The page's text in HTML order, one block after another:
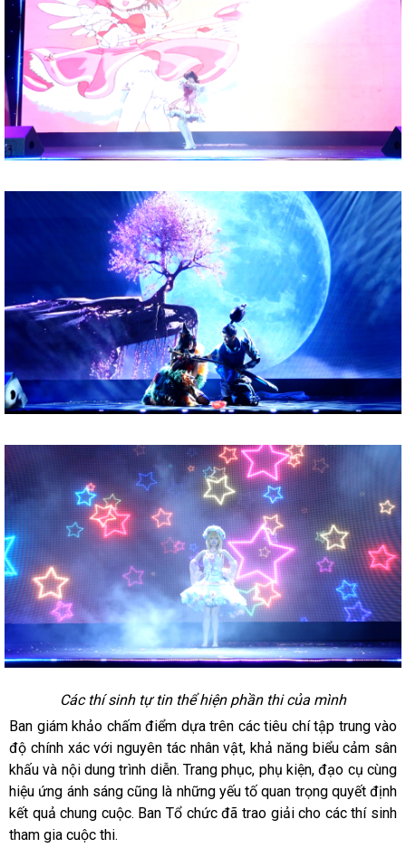
Các thí sinh tự tin thể hiện phần thi của mình
Ban giám khảo chấm điểm dựa trên các tiêu chí tập trung vào
độ chính xác với nguyên tác nhân vật, khả năng biểu cảm sân
khấu và nội dung trình diễn. Trang phục, phụ kiện, đạo cụ cùng
hiệu ứng ánh sáng cũng là những yếu tố quan trọng quyết định
kết quả chung cuộc. Ban Tổ chức đã trao giải cho các thí sinh
tham gia cuộc thi.